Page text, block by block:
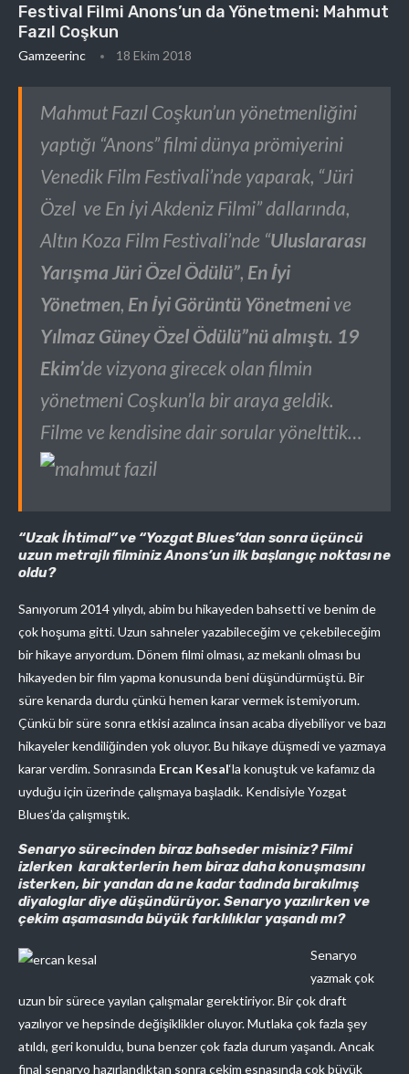
Festival Filmi Anons’un da Yönetmeni: Mahmut
Fazıl Coşkun
Gamzeerinc 18 Ekim 2018
Mahmut Fazıl Coşkun’un yönetmenliğini
yaptığı “Anons” filmi dünya prömiyerini
Venedik Film Festivali’nde yaparak, “Jüri
Özel ve En İyi Akdeniz Filmi” dallarında,
Altın Koza Film Festivali’nde “Uluslararası
Yarışma Jüri Özel Ödülü”, En İyi
Yönetmen, En İyi Görüntü Yönetmeni ve
Yılmaz Güney Özel Ödülü”nü almıştı. 19
Ekim’de vizyona girecek olan filmin
yönetmeni Coşkun’la bir araya geldik.
Filme ve kendisine dair sorular yönelttik…
“Uzak İhtimal” ve “Yozgat Blues”dan sonra üçüncü
uzun metrajlı filminiz Anons’un ilk başlangıç noktası ne
oldu?
Sanıyorum 2014 yılıydı, abim bu hikayeden bahsetti ve benim de
çok hoşuma gitti. Uzun sahneler yazabileceğim ve çekebileceğim
bir hikaye arıyordum. Dönem filmi olması, az mekanlı olması bu
hikayeden bir film yapma konusunda beni düşündürmüştü. Bir
süre kenarda durdu çünkü hemen karar vermek istemiyorum.
Çünkü bir süre sonra etkisi azalınca insan acaba diyebiliyor ve bazı
hikayeler kendiliğinden yok oluyor. Bu hikaye düşmedi ve yazmaya
karar verdim. Sonrasında Ercan Kesal‘la konuştuk ve kafamız da
uyduğu için üzerinde çalışmaya başladık. Kendisiyle Yozgat
Blues’da çalışmıştık.
Senaryo sürecinden biraz bahseder misiniz?Filmi
izlerken karakterlerin hem biraz daha konuşmasını
isterken, bir yandan da ne kadar tadında bırakılmış
diyaloglar diye düşündürüyor. Senaryo yazılırken ve
çekim aşamasında büyük farklılıklar yaşandı mı?
Senaryo
yazmak çok
uzun bir sürece yayılan çalışmalar gerektiriyor. Bir çok draft
yazılıyor ve hepsinde değişiklikler oluyor. Mutlaka çok fazla şey
atıldı, geri konuldu, buna benzer çok fazla durum yaşandı. Ancak
final senaryo hazırlandıktan sonra çekim esnasında çok büyük